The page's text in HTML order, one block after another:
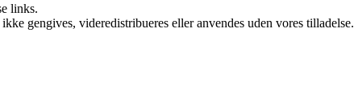
links.
gengives, videredistribueres eller anvendes uden vores tilladelse.